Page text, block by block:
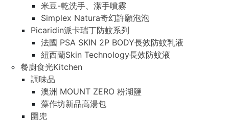
米豆-乾洗手、潔手噴霧
Simplex Natura奇幻許願泡泡
Picaridin派卡瑞丁防蚊系列
法國 PSA SKIN 2P BODY長效防蚊乳液
紐西蘭Skin Technology長效防蚊液
餐廚食光Kitchen
調味品
澳洲 MOUNT ZERO 粉湖鹽
藻作坊新品高湯包
圍兜